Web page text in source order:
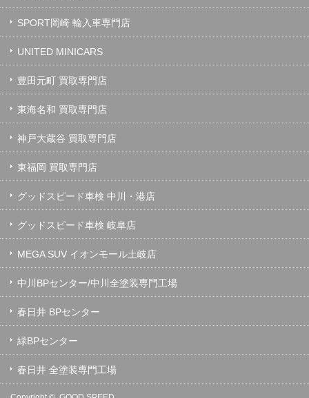
SPORT岡崎 輸入車専門店
UNITED MINICARS
豊田元町 買取専門店
東海名和 買取専門店
神戸大蔵谷 買取専門店
東福岡 買取専門店
グッドスピード車検 中川・港店
グッドスピード車検 岐阜店
MEGA SUV イオンモール土岐店
中川BPセンター/中川全塗装専門工場
春日井 BPセンター
緑BPセンター
春日井 全塗装専門工場